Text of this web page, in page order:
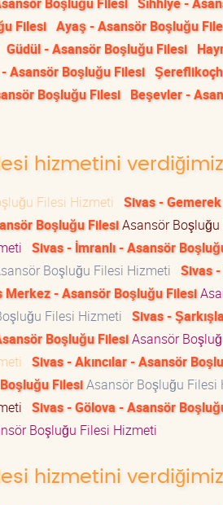
Filesi Ayaş - Asansör Boşluğu
Güdül - Asansör Boşluğu Filesi
Asansör Boşluğu Filesi
Boşluğu Filesi Beşevler -
hizmetini
Filesi Hizmeti Sivas -
Boşluğu FilesiAsansör Boşluğu
Sivas - İmranlı - Asansör
Boşluğu Filesi Hizmeti Sivas
Merkez - Asansör Boşluğu Filesi
Filesi Hizmeti Sivas -
Boşluğu FilesiAsansör
Sivas - Akıncılar - Asansör
FilesiAsansör Boşluğu Filesi
Sivas - Gölova - Asansör
Boşluğu Filesi Hizmeti
hizmetini